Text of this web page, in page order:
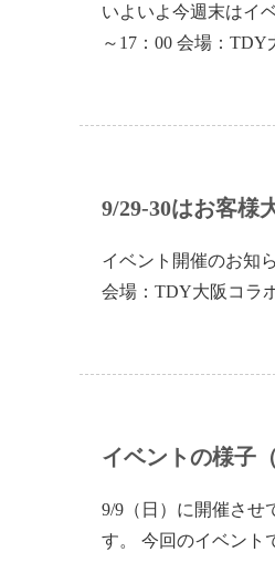
いよいよ今週末はイ
～17：00 会場：
9/29-30はお客様
イベント開催のお知
会場：TDY大阪コラ
イベントの様子（
9/9（日）に開催させ
す。 今回のイベント